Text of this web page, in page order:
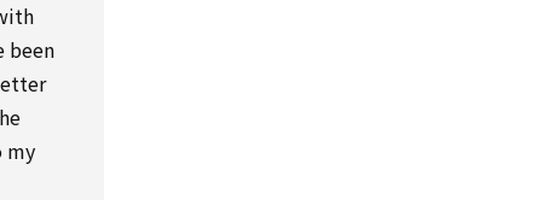
been
my